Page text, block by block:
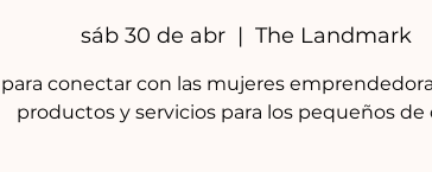
sáb 30 de abr
  |
The Landmark
conectar con las mujeres
productos y servicios para los pequeños de